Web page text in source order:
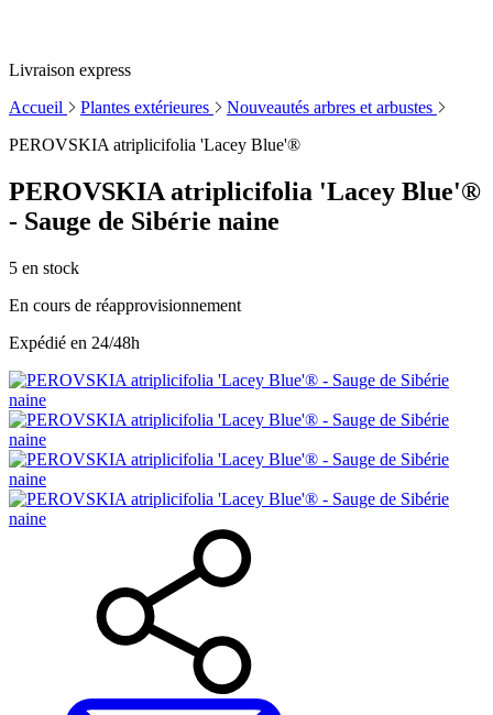
Livraison express
Accueil
Plantes extérieures
Nouveautés arbres et arbustes
PEROVSKIA atriplicifolia 'Lacey Blue'®
PEROVSKIA atriplicifolia 'Lacey Blue'®
- Sauge de Sibérie naine
5 en stock
En cours de réapprovisionnement
Expédié en 24/48h